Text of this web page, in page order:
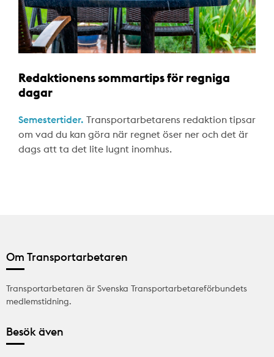
Redaktionens sommartips för regniga
dagar
Semestertider. Transportarbetarens redaktion tipsar
om vad du kan göra när regnet öser ner och det är
dags att ta det lite lugnt inomhus.
Om Transportarbetaren
Transportarbetaren är Svenska Transportarbetareförbundets
medlemstidning.
Besök även